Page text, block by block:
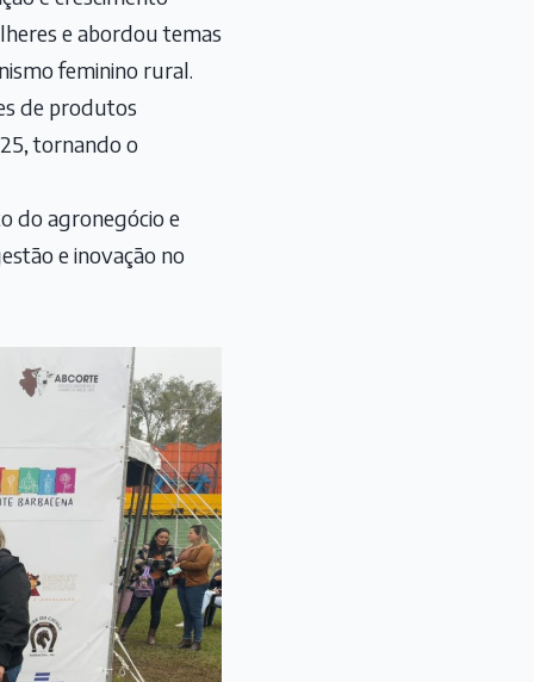
e abordou temas
feminino rural.
de produtos
tornando o
do agronegócio e
e inovação no